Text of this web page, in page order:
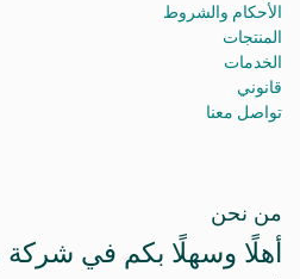
الأحكام والشروط
المنتجات
الخدمات
قانوني
تواصل معنا
من نحن
أهلًا وسهلًا بكم في